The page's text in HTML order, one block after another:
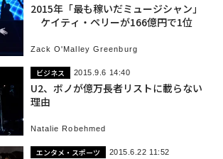
2015年「最も稼いだミュージシャン」
ケイティ・ペリーが166億円で1位
Zack O'Malley Greenburg
ビジネス 2015.9.6 14:40
U2、ボノが億万長者リストに載らない
理由
Natalie Robehmed
エンタメ・スポーツ 2015.6.22 11:52